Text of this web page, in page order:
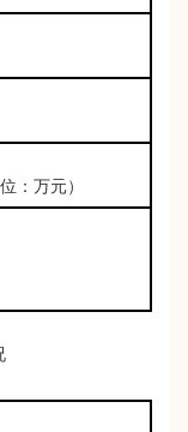
：万元）